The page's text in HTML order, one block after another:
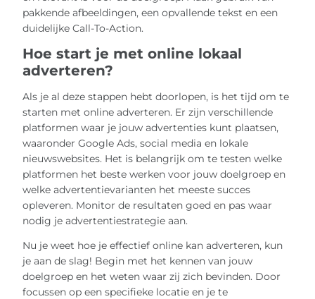
pakkende afbeeldingen, een opvallende tekst en een
duidelijke Call-To-Action.
Hoe start je met online lokaal
adverteren?
Als je al deze stappen hebt doorlopen, is het tijd om te
starten met online adverteren. Er zijn verschillende
platformen waar je jouw advertenties kunt plaatsen,
waaronder Google Ads, social media en lokale
nieuwswebsites. Het is belangrijk om te testen welke
platformen het beste werken voor jouw doelgroep en
welke advertentievarianten het meeste succes
opleveren. Monitor de resultaten goed en pas waar
nodig je advertentiestrategie aan.
Nu je weet hoe je effectief online kan adverteren, kun
je aan de slag! Begin met het kennen van jouw
doelgroep en het weten waar zij zich bevinden. Door
focussen op een specifieke locatie en je te